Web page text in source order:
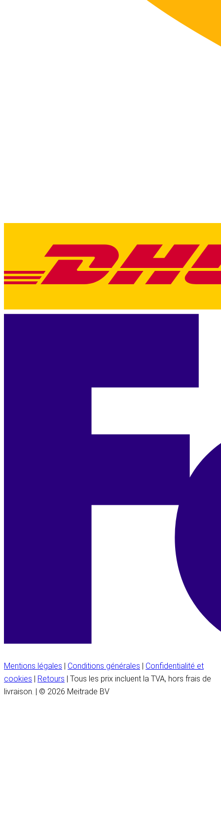
Mentions légales | Conditions générales | Confidentialité et
cookies | Retours | Tous les prix incluent la TVA, hors frais de
livraison. | © 2026 Meitrade BV